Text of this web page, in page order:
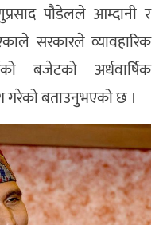
पौडेलले आम्दानी र
सरकारले व्यावहारिक
बजेटको अर्धवार्षिक
गरेको बताउनुभएको छ ।